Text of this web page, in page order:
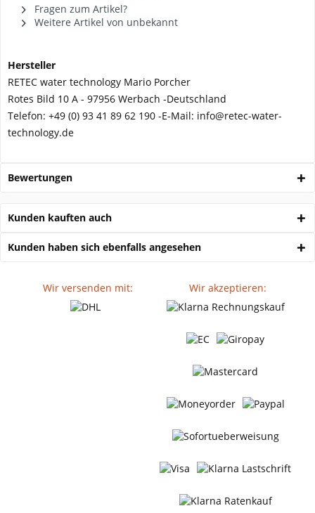
Fragen zum Artikel?
Weitere Artikel von unbekannt
Hersteller
RETEC water technology Mario Porcher
Rotes Bild 10 A - 97956 Werbach -Deutschland
Telefon: +49 (0) 93 41 89 62 190 -E-Mail: info@retec-water-
technology.de
Bewertungen
Kunden kauften auch
Kunden haben sich ebenfalls angesehen
Wir versenden mit: Wir akzeptieren: